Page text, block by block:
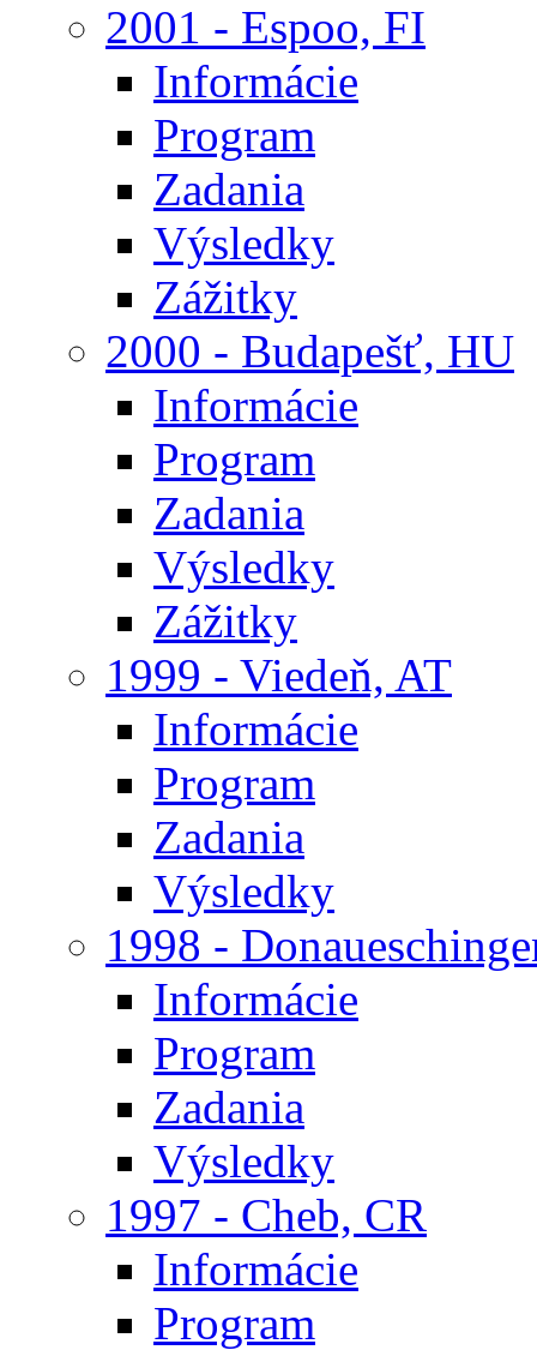
2001 - Espoo, FI
Informácie
Program
Zadania
Výsledky
Zážitky
2000 - Budapešť, HU
Informácie
Program
Zadania
Výsledky
Zážitky
1999 - Viedeň, AT
Informácie
Program
Zadania
Výsledky
1998 -
Informácie
Program
Zadania
Výsledky
1997 - Cheb, CR
Informácie
Program